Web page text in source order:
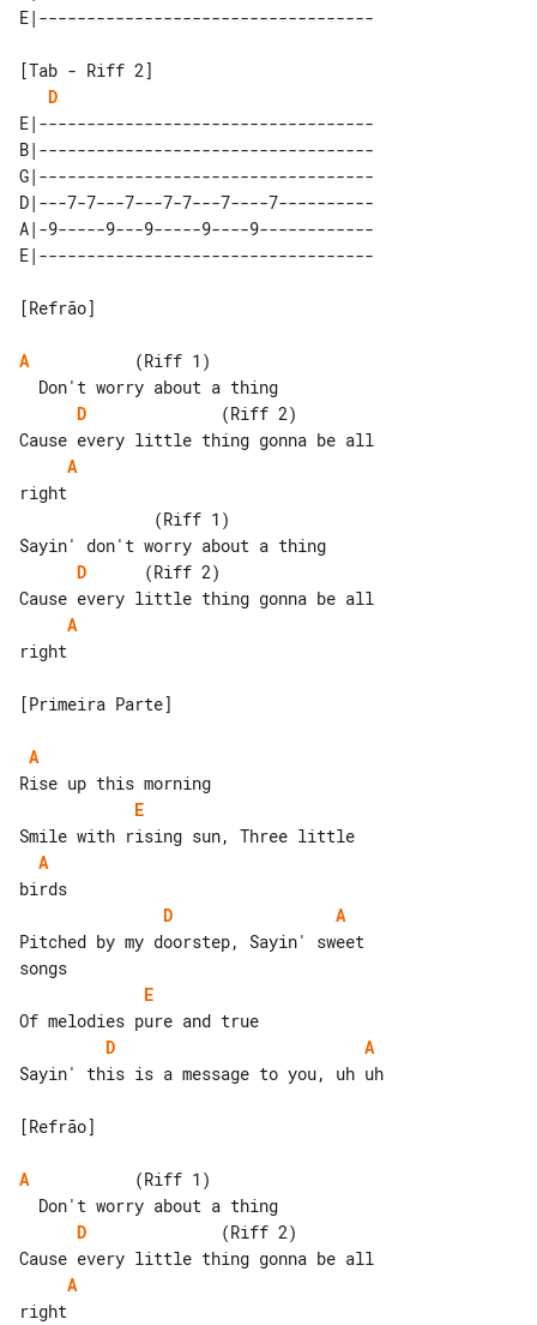
[Tab - Riff 2]
D
E|-----------------------------------
B|-----------------------------------
G|-----------------------------------
D|---7-7---7---7-7---7----7----------
A|-9-----9---9-----9----9------------
[Refrão]
A
           (Riff 1)
D
              (Riff 2)
A
right
D
      (Riff 2)
A
right
[Primeira Parte]
A
E
A
D
A
Pitched by my doorstep, Sayin' sweet
E
D
A
Sayin' this is a message to you, uh uh
[Refrão]
A
           (Riff 1)
D
              (Riff 2)
A
right